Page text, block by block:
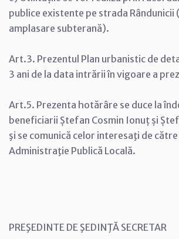
publice existente pe strada Rândunicii
amplasare subterană).
Art.3. Prezentul Plan urbanistic de
3 ani de la data intrării în vigoare a
Art.5. Prezenta hotărâre se duce la
beneficiarii Ștefan Cosmin Ionuț și
şi se comunică celor interesaţi de
Administraţie Publică Locală.
PREŞEDINTE DE ŞEDINŢĂ SECRETAR